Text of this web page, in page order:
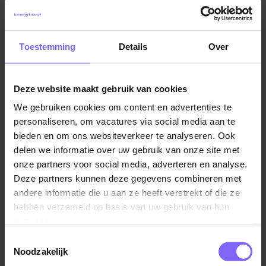
Toestemming Details Over
Deze website maakt gebruik van cookies
We gebruiken cookies om content en advertenties te
personaliseren, om vacatures via social media aan te
bieden en om ons websiteverkeer te analyseren. Ook
delen we informatie over uw gebruik van onze site met
onze partners voor social media, adverteren en analyse.
Deze partners kunnen deze gegevens combineren met
andere informatie die u aan ze heeft verstrekt of die ze
hebben verzameld op basis van uw gebruik van hun
Noodzakelijk
Vul hier je Skillsprofiel in
voor de ideale
vacaturematch!
Skillsprofiel